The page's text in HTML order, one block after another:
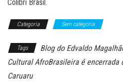
Colibri Brasil.
Categoria Sem categoria
Tags Blog do Edvaldo
Cultural AfroBrasileira é encerrada
Caruaru